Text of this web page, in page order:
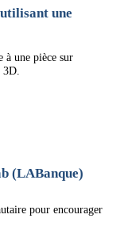
une
à une pièce sur
3D.
(LABanque)
pour encourager